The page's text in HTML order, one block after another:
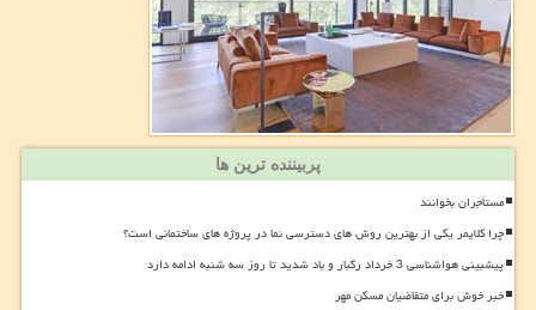
پربیننده ترین ها
مستأجران بخوانند
چرا کلایمر یکی از بهترین روش های دسترسی نما در پروژه های ساختمانی است؟
پیشبینی هواشناسی 3 خرداد رگبار و باد شدید تا روز سه شنبه ادامه دارد
خبر خوش برای متقاضیان مسکن مهر